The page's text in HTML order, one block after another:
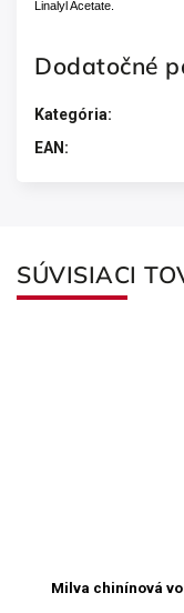
Linalyl Acetate.
Dodatočné
Kategória:
EAN :
SÚVISIACI
Milva chinínová